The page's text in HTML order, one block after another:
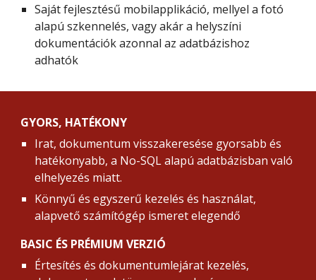
Saját fejlesztésű mobilapplikáció, mellyel a fotó
alapú szkennelés, vagy akár a helyszíni
dokumentációk azonnal az adatbázishoz
adhatók
GYORS, HATÉKONY
Irat, dokumentum visszakeresése gyorsabb és
hatékonyabb, a No-SQL alapú adatbázisban való
elhelyezés miatt.
Könnyű és egyszerű kezelés és használat,
alapvető számítógép ismeret elegendő
BASIC ÉS PRÉMIUM VERZIÓ
Értesítés és dokumentumlejárat kezelés,